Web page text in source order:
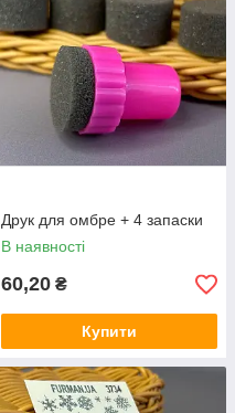
Друк для омбре + 4 запаски
В наявності
60,20 ₴
Купити